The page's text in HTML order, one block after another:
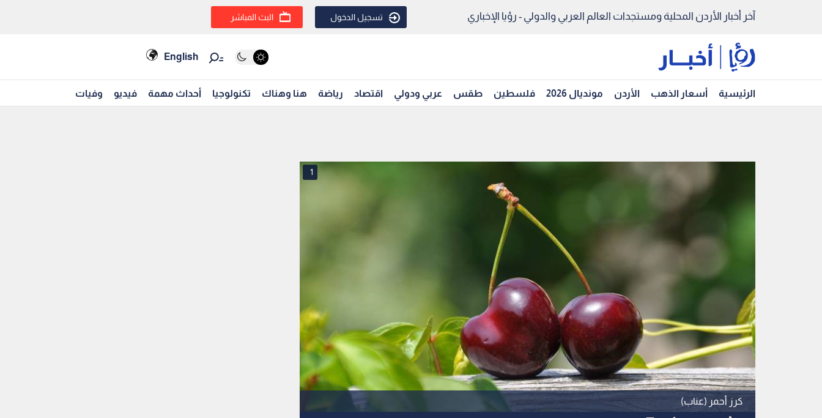
آخر أخبار الأردن المحلية ومستجدات العالم العربي والدولي - رؤيا الإخباري تسجيل الدخول البث المباشر
English
الرئيسية أسعار الذهب الأردن مونديال 2026 فلسطين طقس عربي ودولي اقتصاد رياضة هنا وهناك تكنولوجيا أحداث مهمة فيديو وفيات
كرز أحمر (عناب)
1